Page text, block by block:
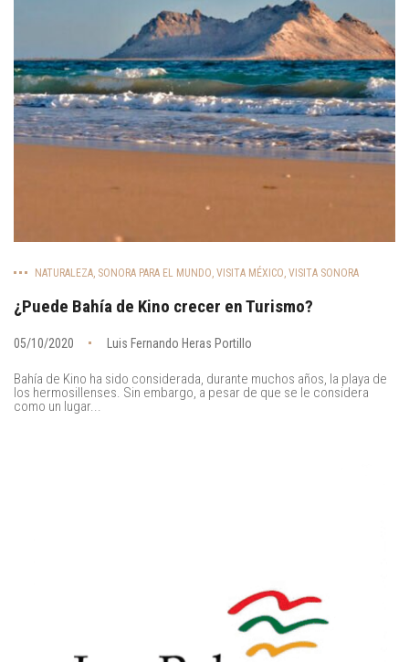
NATURALEZA, SONORA PARA EL MUNDO, VISITA MÉXICO, VISITA SONORA
¿Puede Bahía de Kino crecer en Turismo?
05/10/2020 Luis Fernando Heras Portillo
Bahía de Kino ha sido considerada, durante muchos años, la playa de
los hermosillenses. Sin embargo, a pesar de que se le considera
como un lugar...